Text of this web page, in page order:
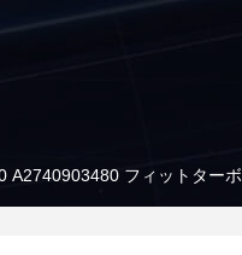
A2740903480 フィットターボ